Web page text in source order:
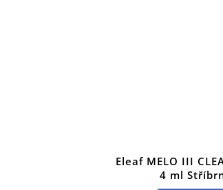
Eleaf MELO III
4 ml